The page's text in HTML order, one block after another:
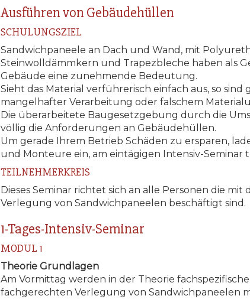
Ausführen von Gebäudehüllen
SCHULUNGSZIEL
Sandwichpaneele an Dach und Wand, mit
Steinwolldämmkern und Trapezbleche haben als
Gebäude eine zunehmende Bedeutung.
Sieht das Material verführerisch einfach aus, so
mangelhafter Verarbeitung oder falschem
Die überarbeitete Baugesetzgebung durch die
völlig die Anforderungen an Gebäudehüllen.
Um gerade Ihrem Betrieb Schäden zu ersparen,
und Monteure ein, am eintägigen Intensiv-Seminar
TEILNEHMERKREIS
Dieses Seminar richtet sich an alle Personen die
Verlegung von Sandwichpaneelen beschäftigt sind.
1-Tages-Intensiv-Seminar
MODUL 1
Theorie Grundlagen
Am Vormittag werden in der Theorie
fachgerechten Verlegung von Sandwichpaneelen